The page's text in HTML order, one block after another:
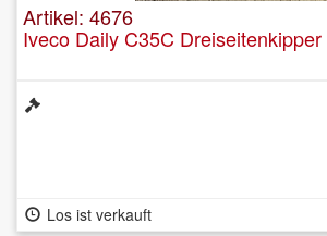
Artikel: 4676
Iveco Daily C35C Dreiseitenkipper
Los ist verkauft